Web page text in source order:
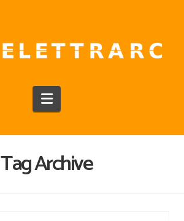
Navigation
Tag Archive